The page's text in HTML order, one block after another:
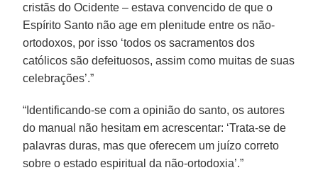
cristãs do Ocidente – estava convencido de que o
Espírito Santo não age em plenitude entre os não-
ortodoxos, por isso ‘todos os sacramentos dos
católicos são defeituosos, assim como muitas de suas
celebrações’.”
“Identificando-se com a opinião do santo, os autores
do manual não hesitam em acrescentar: ‘Trata-se de
palavras duras, mas que oferecem um juízo correto
sobre o estado espiritual da não-ortodoxia’.”